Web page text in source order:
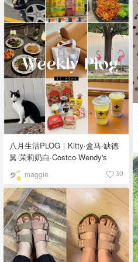
八月生活PLOG｜Kitty·盒马·缺德
舅·茉莉奶白·Costco·Wendy's
maggie 30